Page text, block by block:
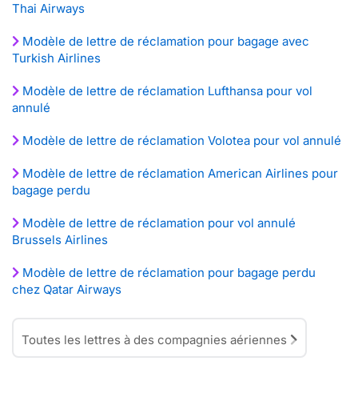
Thai Airways
Modèle de lettre de réclamation pour bagage avec
Turkish Airlines
Modèle de lettre de réclamation Lufthansa pour vol
annulé
Modèle de lettre de réclamation Volotea pour vol annulé
Modèle de lettre de réclamation American Airlines pour
bagage perdu
Modèle de lettre de réclamation pour vol annulé
Brussels Airlines
Modèle de lettre de réclamation pour bagage perdu
chez Qatar Airways
Toutes les lettres à des compagnies aériennes